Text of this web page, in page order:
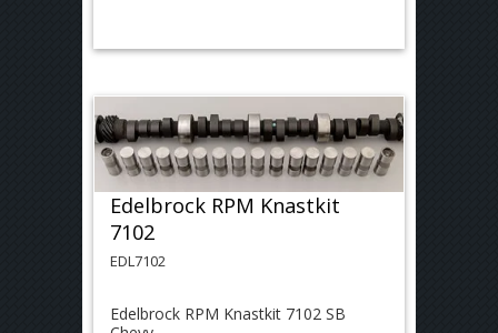
Edelbrock RPM Knastkit
7102
EDL7102
Edelbrock RPM Knastkit 7102 SB